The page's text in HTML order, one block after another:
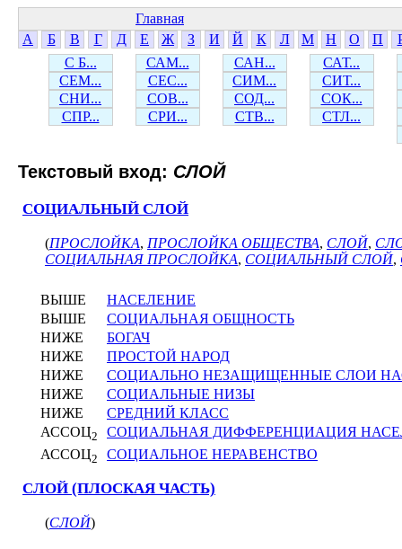
Главная
А
Б В Г Д Е Ж З И Й К Л М Н О П
С Б...
САМ... САН...
САТ...
СЕМ...
СЕС... СИМ...
СИТ...
СНИ...
СОВ... СОД...
СОК...
СПР...
СРИ... СТВ... СТЛ...
Текстовый вход: СЛОЙ
СОЦИАЛЬНЫЙ СЛОЙ
(ПРОСЛОЙКА, ПРОСЛОЙКА ОБЩЕСТВА, СЛОЙ,
СОЦИАЛЬНАЯ ПРОСЛОЙКА, СОЦИАЛЬНЫЙ СЛОЙ,
ВЫШЕ
НАСЕЛЕНИЕ
ВЫШЕ
СОЦИАЛЬНАЯ ОБЩНОСТЬ
НИЖЕ
БОГАЧ
НИЖЕ
ПРОСТОЙ НАРОД
НИЖЕ
СОЦИАЛЬНО НЕЗАЩИЩЕННЫЕ СЛОИ
НИЖЕ
СОЦИАЛЬНЫЕ НИЗЫ
НИЖЕ
СРЕДНИЙ КЛАСС
АССОЦ2
СОЦИАЛЬНАЯ ДИФФЕРЕНЦИАЦИЯ
АССОЦ2 СОЦИАЛЬНОЕ НЕРАВЕНСТВО
СЛОЙ (ПЛОСКАЯ ЧАСТЬ)
(СЛОЙ)